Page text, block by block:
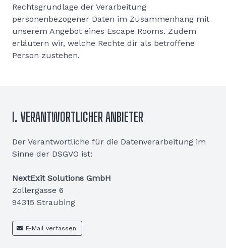
Rechtsgrundlage der Verarbeitung
personenbezogener Daten im Zusammenhang mit
unserem Angebot eines Escape Rooms. Zudem
erläutern wir, welche Rechte dir als betroffene
Person zustehen.
I. VERANTWORTLICHER ANBIETER
Der Verantwortliche für die Datenverarbeitung im
Sinne der DSGVO ist:
NextExit Solutions GmbH
Zollergasse 6
94315 Straubing
E-Mail verfassen